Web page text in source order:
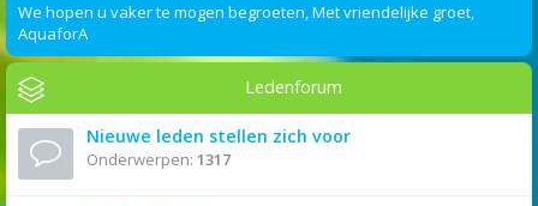
We hopen u vaker te mogen begroeten, Met vriendelijke groet,
AquaforA
Ledenforum
Nieuwe leden stellen zich voor
Onderwerpen: 1317